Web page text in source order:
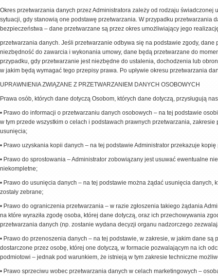
Okres przetwarzania danych przez Administratora zależy od rodzaju
sytuacji, gdy stanowią one podstawę przetwarzania. W przypadku
bezpieczeństwa – dane przetwarzane są przez okres umożliwiający jego
przetwarzania danych. Jeśli przetwarzanie odbywa się na podstawie zgody,
niezbędność do zawarcia i wykonania umowy, dane będą przetwarzane do
przypadku, gdy przetwarzanie jest niezbędne do ustalenia, dochodzenia lub
w jakim będą wymagać tego przepisy prawa. Po upływie okresu przetwarzania
UPRAWNIENIA ZWIĄZANE Z PRZETWARZANIEM DANYCH OSOBOWYCH
Prawa osób, których dane dotyczą Osobom, których dane dotyczą, przysługują
• Prawo do informacji o przetwarzaniu danych osobowych – na tej podstawie
w tym przede wszystkim o celach i podstawach prawnych przetwarzania,
usunięcia;
• Prawo uzyskania kopii danych – na tej podstawie Administrator przekazuje
• Prawo do sprostowania – Administrator zobowiązany jest usuwać ewentualne
niekompletne;
• Prawo do usunięcia danych – na tej podstawie można żądać usunięcia
zostały zebrane;
• Prawo do ograniczenia przetwarzania – w razie zgłoszenia takiego żądania
na które wyraziła zgodę osoba, której dane dotyczą, oraz ich przechowywania
przetwarzania danych (np. zostanie wydana decyzji organu nadzorczego
• Prawo do przenoszenia danych – na tej podstawie, w zakresie, w jakim dane
dostarczone przez osobę, której one dotyczą, w formacie pozwalającym na ich
podmiotowi – jednak pod warunkiem, że istnieją w tym zakresie techniczne
• Prawo sprzeciwu wobec przetwarzania danych w celach marketingowych –